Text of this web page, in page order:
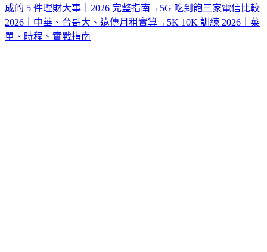
成的 5 件理財大事｜2026 完整指南 → 5G 吃到飽三家電信比較
2026｜中華、台哥大、遠傳月租實算→ 5K 10K 訓練 2026｜菜
單、時程、實戰指南